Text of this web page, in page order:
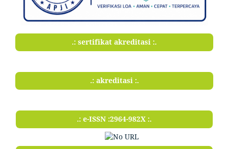
.: sertifikat akreditasi :.
.: akreditasi :.
.: e-ISSN :2964-982X :.